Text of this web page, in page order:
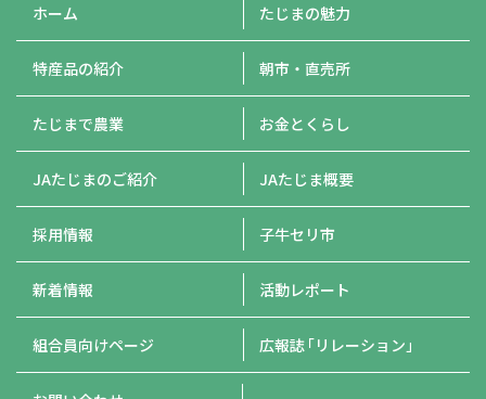
ホーム たじまの魅力
特産品の紹介 朝市・直売所
たじまで農業 お金とくらし
JAたじまのご紹介 JAたじま概要
採用情報 子牛セリ市
新着情報 活動レポート
組合員向けページ 広報誌「リレーション」